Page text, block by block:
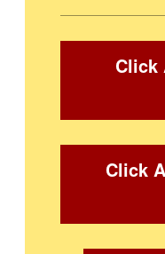
Click
Click